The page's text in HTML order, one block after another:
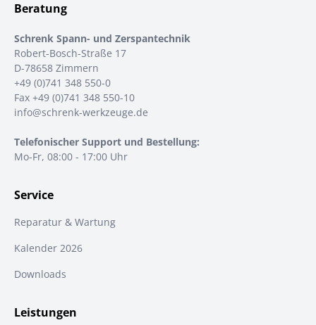
Beratung
Schrenk Spann- und Zerspantechnik
Robert-Bosch-Straße 17
D-78658 Zimmern
+49 (0)741 348 550-0
Fax +49 (0)741 348 550-10
info@schrenk-werkzeuge.de
Telefonischer Support und Bestellung:
Mo-Fr, 08:00 - 17:00 Uhr
Service
Reparatur & Wartung
Kalender 2026
Downloads
Leistungen